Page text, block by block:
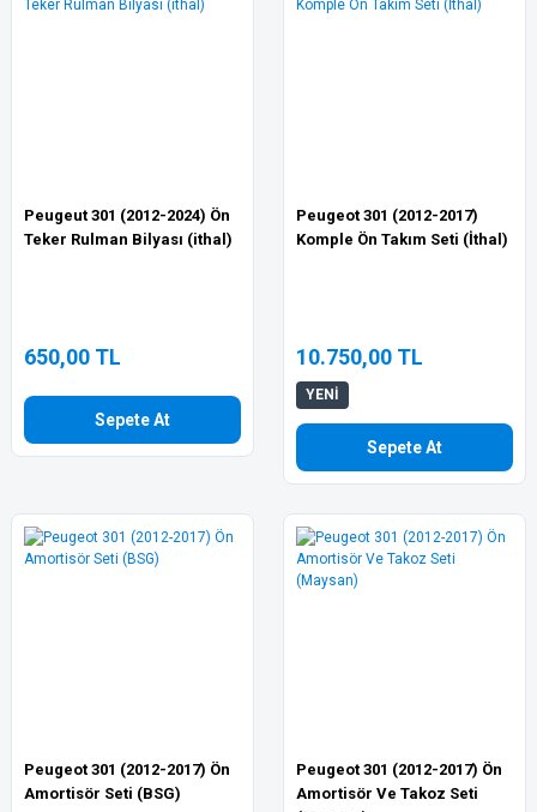
Peugeut 301 (2012-2024) Ön
Teker Rulman Bilyası (ithal)
650,00 TL
Sepete At
Peugeot 301 (2012-2017)
Komple Ön Takım Seti (İthal)
10.750,00 TL
YENİ
Sepete At
Peugeot 301 (2012-2017) Ön
Amortisör Seti (BSG)
Peugeot 301 (2012-2017) Ön
Amortisör Ve Takoz Seti